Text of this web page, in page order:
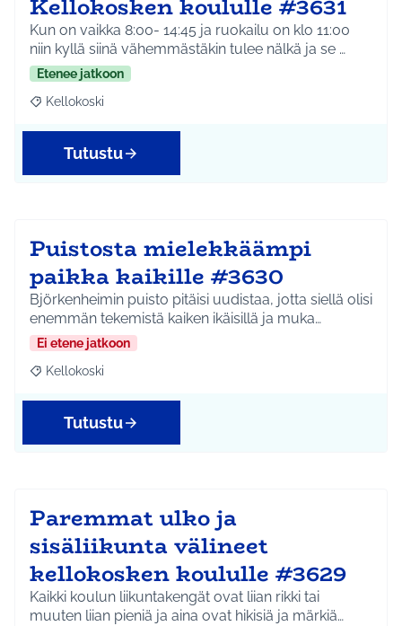
Kellokosken koululle #3631
Kun on vaikka 8:00- 14:45 ja ruokailu on klo 11:00
niin kyllä siinä vähemmästäkin tulee nälkä ja se …
Etenee jatkoon
Rajaa tulokset teeman mukaan: Kellokoski
Kellokoski
Tutustu
Puistosta mielekkäämpi
paikka kaikille #3630
Björkenheimin puisto pitäisi uudistaa, jotta siellä olisi
enemmän tekemistä kaiken ikäisillä ja muka…
Ei etene jatkoon
Rajaa tulokset teeman mukaan: Kellokoski
Kellokoski
Tutustu
Paremmat ulko ja
sisäliikunta välineet
kellokosken koululle #3629
Kaikki koulun liikuntakengät ovat liian rikki tai
muuten liian pieniä ja aina ovat hikisiä ja märkiä…